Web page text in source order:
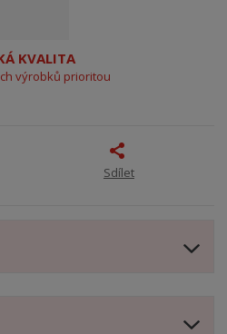
KVALITA
výrobků prioritou
Sdílet